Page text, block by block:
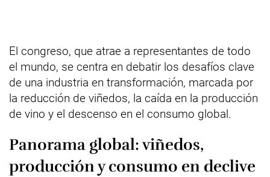
El congreso, que atrae a representantes de todo
el mundo, se centra en debatir los desafíos clave
de una industria en transformación, marcada por
la reducción de viñedos, la caída en la producción
de vino y el descenso en el consumo global.
Panorama global: viñedos,
producción y consumo en declive